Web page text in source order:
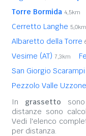
Torre Bormida 4,5km
Cerretto Langhe 5,0km
Albaretto della Torre
Vesime (AT) 7,3km
San Giorgio Scarampi
Pezzolo Valle Uzzone
In grassetto
distanze sono
Vedi l'elenco
per distanza.